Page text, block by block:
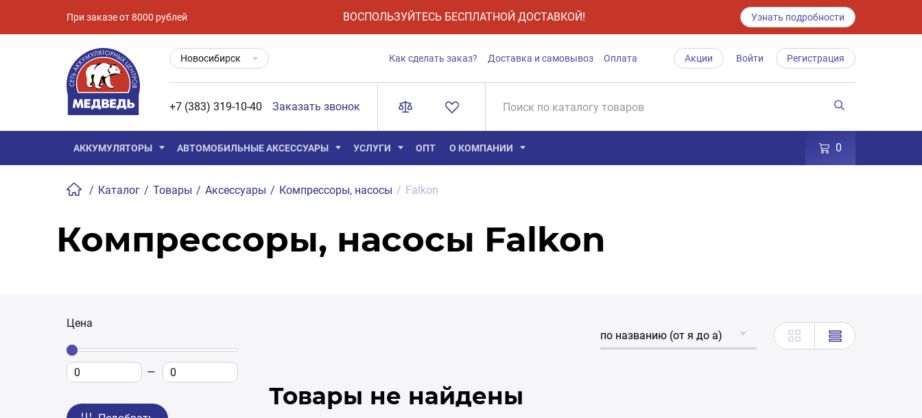
При заказе от 8000 рублей ВОСПОЛЬЗУЙТЕСЬ БЕСПЛАТНОЙ ДОСТАВКОЙ! Узнать подробности
Новосибирск Как сделать заказ? Доставка и самовывоз Оплата Акции Войти Регистрация
+7 (383) 319-10-40 Заказать звонок
АККУМУЛЯТОРЫ АВТОМОБИЛЬНЫЕ АКСЕССУАРЫ УСЛУГИ ОПТ О КОМПАНИИ 0
/ Каталог / Товары / Аксессуары / Компрессоры, насосы / Falkon
Компрессоры, насосы Falkon
Цена
по названию (от я до а)
Товары не найдены